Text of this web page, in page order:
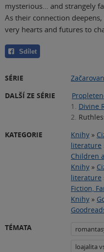
mysterious... and strangely
As their connection
very hearts and futures to
Sdílet
SÉRIE
DALŠÍ ZE SÉRIE
1. Divine
2.
KATEGORIE
Knihy »
literature
Children
Knihy »
literature
Fiction,
Knihy »
TÉMATA
loajalita